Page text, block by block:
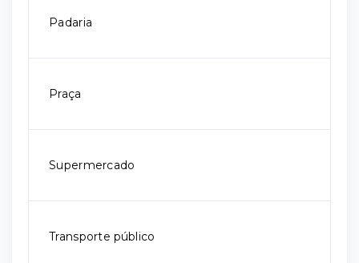
Padaria
Praça
Supermercado
Transporte público